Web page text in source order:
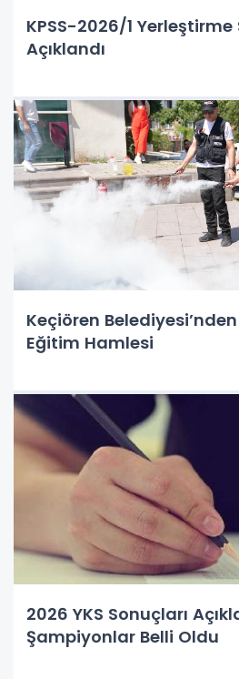
KPSS-2026/1 Yerleştirme
Açıklandı
Keçiören
Eğitim Hamlesi
2026 YKS Sonuçları
Şampiyonlar Belli Oldu